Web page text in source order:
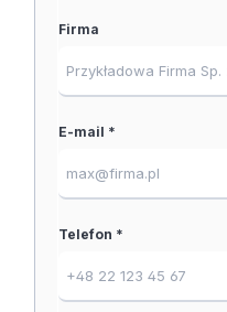
Firma
E-mail *
Telefon *